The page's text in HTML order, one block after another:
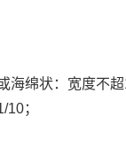
绵状：宽度不超
；